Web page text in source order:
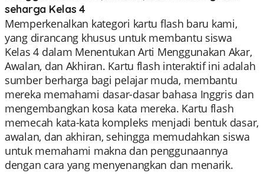
seharga Kelas 4
Memperkenalkan kategori kartu flash baru kami,
yang dirancang khusus untuk membantu siswa
Kelas 4 dalam Menentukan Arti Menggunakan Akar,
Awalan, dan Akhiran. Kartu flash interaktif ini adalah
sumber berharga bagi pelajar muda, membantu
mereka memahami dasar-dasar bahasa Inggris dan
mengembangkan kosa kata mereka. Kartu flash
memecah kata-kata kompleks menjadi bentuk dasar,
awalan, dan akhiran, sehingga memudahkan siswa
untuk memahami makna dan penggunaannya
dengan cara yang menyenangkan dan menarik.